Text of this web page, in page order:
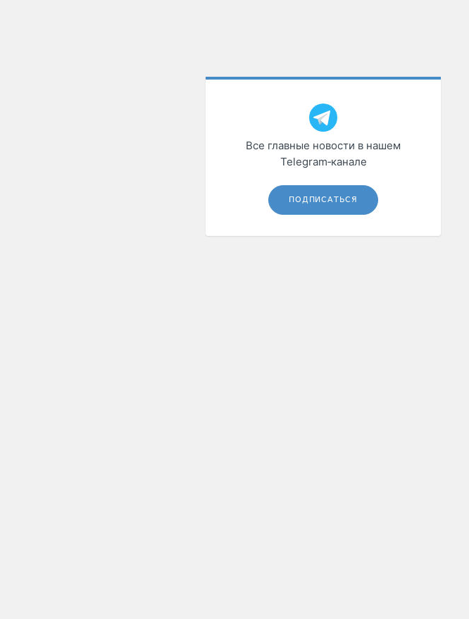
Все главные новости в нашем
Telegram‑канале
ПОДПИСАТЬСЯ